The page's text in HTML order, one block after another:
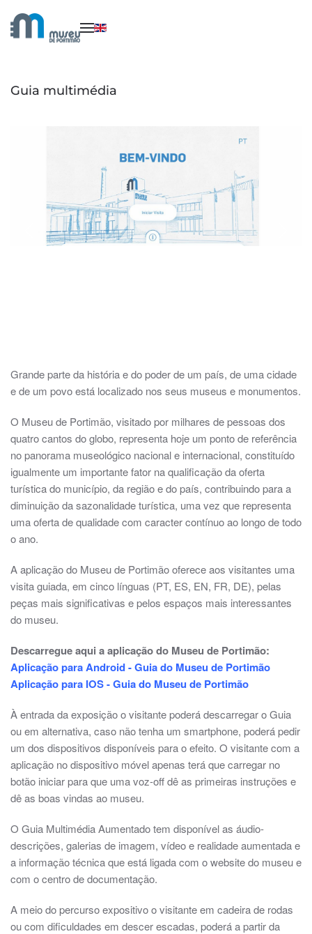
Saltar para o conteúdo principal
Guia multimédia
Grande parte da história e do poder de um país, de uma cidade
e de um povo está localizado nos seus museus e monumentos.
O Museu de Portimão, visitado por milhares de pessoas dos
quatro cantos do globo, representa hoje um ponto de referência
no panorama museológico nacional e internacional, constituído
igualmente um importante fator na qualificação da oferta
turística do município, da região e do país, contribuindo para a
diminuição da sazonalidade turística, uma vez que representa
uma oferta de qualidade com caracter contínuo ao longo de todo
o ano.
A aplicação do Museu de Portimão oferece aos visitantes uma
visita guiada, em cinco línguas (PT, ES, EN, FR, DE), pelas
peças mais significativas e pelos espaços mais interessantes
do museu.
Descarregue aqui a aplicação do Museu de Portimão:
Aplicação para Android - Guia do Museu de Portimão
Aplicação para IOS - Guia do Museu de Portimão
À entrada da exposição o visitante poderá descarregar o Guia
ou em alternativa, caso não tenha um smartphone, poderá pedir
um dos dispositivos disponíveis para o efeito. O visitante com a
aplicação no dispositivo móvel apenas terá que carregar no
botão iniciar para que uma voz-off dê as primeiras instruções e
dê as boas vindas ao museu.
O Guia Multimédia Aumentado tem disponível as áudio-
descrições, galerias de imagem, vídeo e realidade aumentada e
a informação técnica que está ligada com o website do museu e
com o centro de documentação.
A meio do percurso expositivo o visitante em cadeira de rodas
ou com dificuldades em descer escadas, poderá a partir da